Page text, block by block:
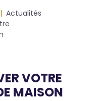
Actualités
VOTRE
MAISON